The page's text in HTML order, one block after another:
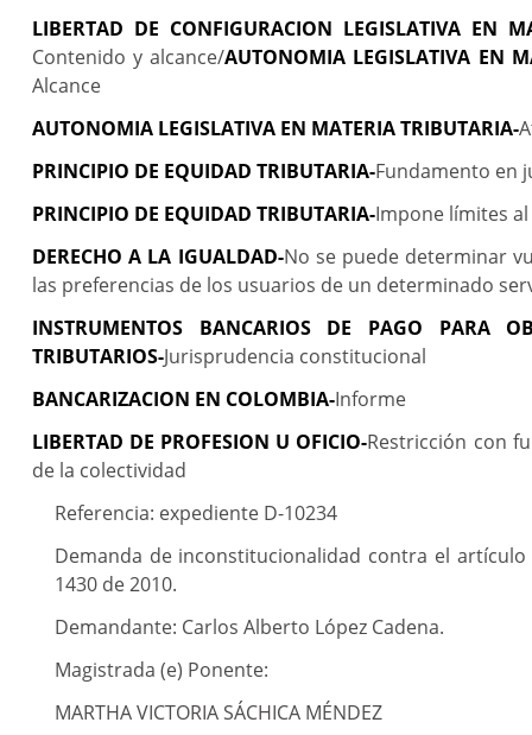
LIBERTAD DE CONFIGURACION LEGISLATIVA EN
Contenido y alcance/AUTONOMIA LEGISLATIVA EN
Alcance
AUTONOMIA LEGISLATIVA EN MATERIA TRIBUTARIA-
PRINCIPIO DE EQUIDAD TRIBUTARIA-Fundamento en
PRINCIPIO DE EQUIDAD TRIBUTARIA-Impone límites
DERECHO A LA IGUALDAD-No se puede determinar
las preferencias de los usuarios de un determinado
INSTRUMENTOS BANCARIOS DE PAGO PARA
TRIBUTARIOS-Jurisprudencia constitucional
BANCARIZACION EN COLOMBIA-Informe
LIBERTAD DE PROFESION U OFICIO-Restricción con
de la colectividad
Referencia: expediente D-10234
Demanda de inconstitucionalidad contra el artículo
1430 de 2010.
Demandante: Carlos Alberto López Cadena.
Magistrada (e) Ponente:
MARTHA VICTORIA SÁCHICA MÉNDEZ